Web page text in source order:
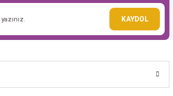
KAYDOL